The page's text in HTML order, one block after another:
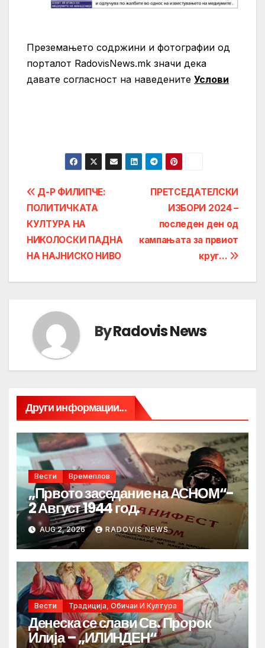
Преземањето содржини и фотографии од
порталот RadovisNews.mk значи дека
давате согласност на нaведените Услови
Post
navigation
ПРЕТСЕДАТЕЛСКИ
ИЗБОРИ 2024 –
последен ден од
кампањата за првиот
круг…
Д-Р ФИЛИПЧЕ:
ПОЛИТИЧКАТА
КУЛТУРА НА
НИКОЛОСКИ ПАДНА
НА НАЈНИСКО НИВО
ByRadovis News
Други информации...
Вести Времеплов
„Првото заседание на АСНОМ“-
2 Август 1944 год.
AUG 2, 2026 RADOVIS NEWS
Вести Традиција, Обичаи И Култура
Денеска се слави Св. Пророк
Илија – „ИЛИНДЕН“